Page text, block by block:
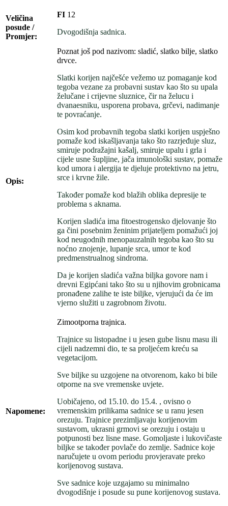
Veličina
posude /
Promjer:
FI 12
Dvogodišnja sadnica.
Opis:
Poznat još pod nazivom: sladić, slatko bilje, slatko
drvce.
Slatki korijen najčešće vežemo uz pomaganje kod
tegoba vezane za probavni sustav kao što su upala
želučane i crijevne sluznice, čir na želucu i
dvanaesniku, usporena probava, grčevi, nadimanje
te povraćanje.
Osim kod probavnih tegoba slatki korijen uspješno
pomaže kod iskašljavanja tako što razrjeđuje sluz,
smiruje podražajni kašalj, smiruje upalu i grla i
cijele usne šupljine, jača imunološki sustav, pomaže
kod umora i alergija te djeluje protektivno na jetru,
srce i krvne žile.
Također pomaže kod blažih oblika depresije te
problema s aknama.
Korijen sladića ima fitoestrogensko djelovanje što
ga čini posebnim ženinim prijateljem pomažući joj
kod neugodnih menopauzalnih tegoba kao što su
noćno znojenje, lupanje srca, umor te kod
predmenstrualnog sindroma.
Da je korijen sladića važna biljka govore nam i
drevni Egipćani tako što su u njihovim grobnicama
pronađene zalihe te iste biljke, vjerujući da će im
vjerno služiti u zagrobnom životu.
Napomene:
Zimootporna trajnica.
Trajnice su listopadne i u jesen gube lisnu masu ili
cijeli nadzemni dio, te sa proljećem kreću sa
vegetacijom.
Sve biljke su uzgojene na otvorenom, kako bi bile
otporne na sve vremenske uvjete.
Uobičajeno, od 15.10. do 15.4. , ovisno o
vremenskim prilikama sadnice se u ranu jesen
orezuju. Trajnice prezimljavaju korijenovim
sustavom, ukrasni grmovi se orezuju i ostaju u
potpunosti bez lisne mase. Gomoljaste i lukovičaste
biljke se također povlače do zemlje. Sadnice koje
naručujete u ovom periodu provjeravate preko
korijenovog sustava.
Sve sadnice koje uzgajamo su minimalno
dvogodišnje i posude su pune korijenovog sustava.